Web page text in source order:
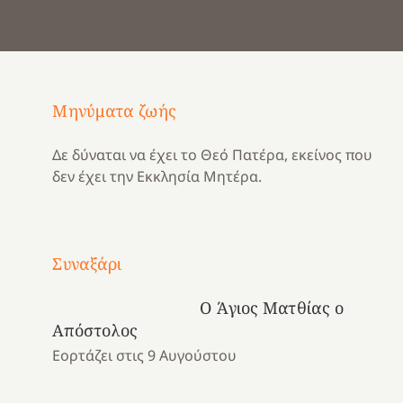
Μηνύματα ζωής
Δε δύναται να έχει το Θεό Πατέρα, εκείνος που
δεν έχει την Εκκλησία Μητέρα.
Συναξάρι
Ο Άγιος Ματθίας ο
Απόστολος
Εορτάζει στις 9 Αυγούστου
Μια
ένα
καλοκαίρι
και
Νοσοκομείο
“Ερυθρός
Κατασκηνωτικές
το
Ελληνικό